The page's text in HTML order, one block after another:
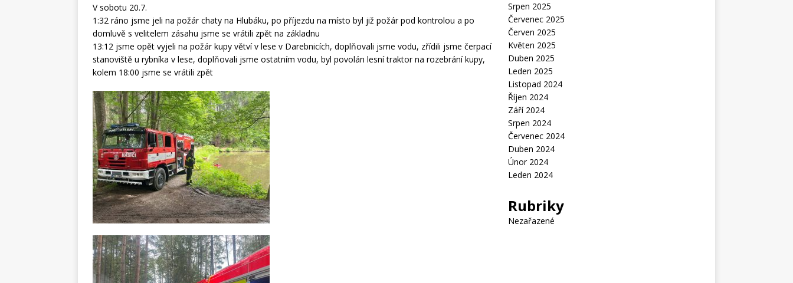
V sobotu 20.7.
1:32 ráno jsme jeli na požár chaty na Hlubáku, po příjezdu na místo byl již požár pod kontrolou a po
domluvě s velitelem zásahu jsme se vrátili zpět na základnu
13:12 jsme opět vyjeli na požár kupy větví v lese v Darebnicích, doplňovali jsme vodu, zřídili jsme čerpací
stanoviště u rybníka v lese, doplňovali jsme ostatním vodu, byl povolán lesní traktor na rozebrání kupy,
kolem 18:00 jsme se vrátili zpět
Srpen 2025
Červenec 2025
Červen 2025
Květen 2025
Duben 2025
Leden 2025
Listopad 2024
Říjen 2024
Září 2024
Srpen 2024
Červenec 2024
Duben 2024
Únor 2024
Leden 2024
Rubriky
Nezařazené